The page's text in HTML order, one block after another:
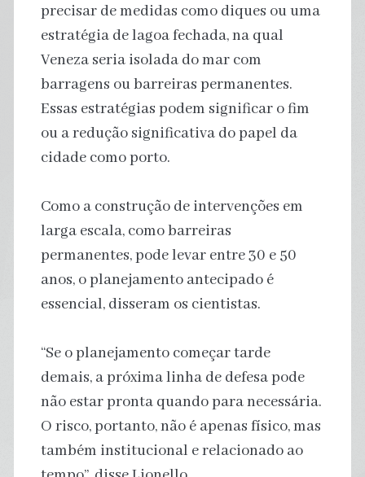
precisar de medidas como diques ou uma
estratégia de lagoa fechada, na qual
Veneza seria isolada do mar com
barragens ou barreiras permanentes.
Essas estratégias podem significar o fim
ou a redução significativa do papel da
cidade como porto.
Como a construção de intervenções em
larga escala, como barreiras
permanentes, pode levar entre 30 e 50
anos, o planejamento antecipado é
essencial, disseram os cientistas.
“Se o planejamento começar tarde
demais, a próxima linha de defesa pode
não estar pronta quando para necessária.
O risco, portanto, não é apenas físico, mas
também institucional e relacionado ao